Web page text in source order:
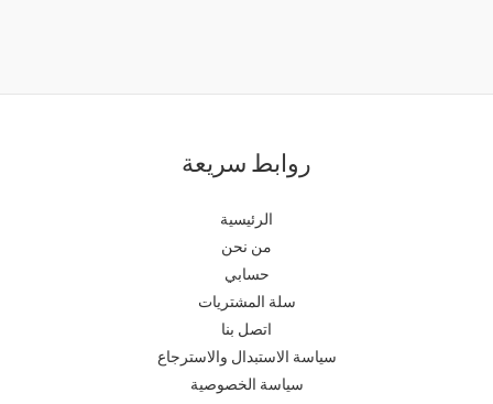
روابط سريعة
الرئيسية
من نحن
حسابي
سلة المشتريات
اتصل بنا
سياسة الاستبدال والاسترجاع
سياسة الخصوصية